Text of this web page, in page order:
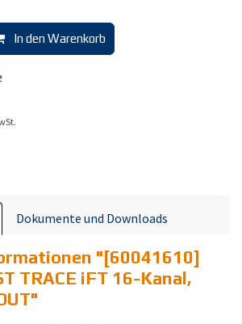
In den Warenkorb
Dokumente und Downloads
"[60041610]
TRACE iFT 16-Kanal,
"